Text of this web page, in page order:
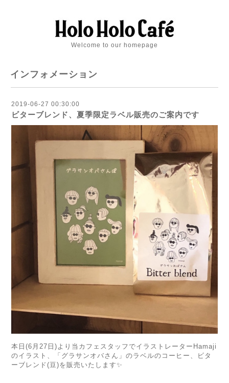
Welcome to our homepage
インフォメーション
2019-06-27 00:30:00
ビターブレンド、夏季限定ラベル販売のご案内です
本日(6月27日)より当カフェスタッフでイラストレーターHamaji
のイラスト、「グラサンオバさん」のラベルのコーヒー、ビタ
ーブレンド(豆)を販売いたします✨